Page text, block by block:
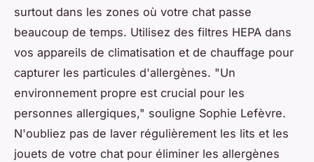
surtout dans les zones où votre chat passe
beaucoup de temps. Utilisez des filtres HEPA dans
vos appareils de climatisation et de chauffage pour
capturer les particules d'allergènes. "Un
environnement propre est crucial pour les
personnes allergiques," souligne Sophie Lefèvre.
N'oubliez pas de laver régulièrement les lits et les
jouets de votre chat pour éliminer les allergènes